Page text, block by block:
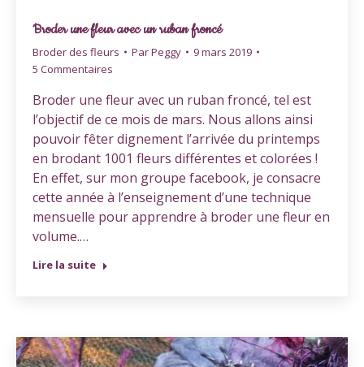
Broder une fleur avec un ruban froncé
Broder des fleurs ParPeggy
9 mars 2019
5 Commentaires
Broder une fleur avec un ruban froncé, tel est
l’objectif de ce mois de mars. Nous allons ainsi
pouvoir fêter dignement l’arrivée du printemps
en brodant 1001 fleurs différentes et colorées !
En effet, sur mon groupe facebook, je consacre
cette année à l’enseignement d’une technique
mensuelle pour apprendre à broder une fleur en
volume.…
Lire la suite